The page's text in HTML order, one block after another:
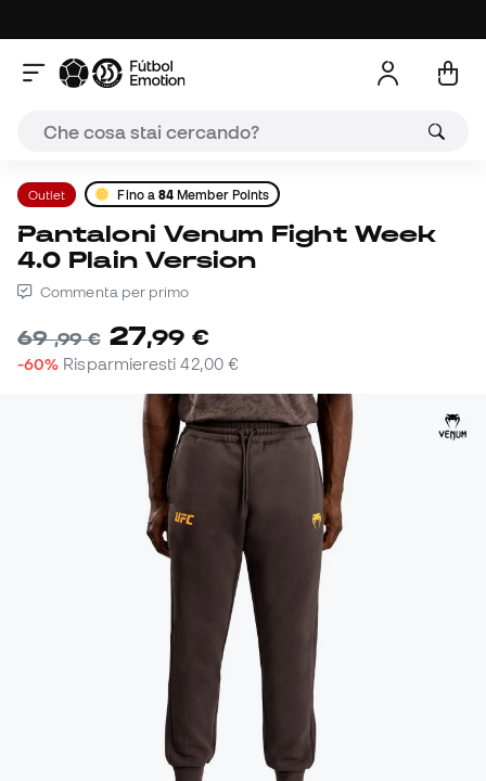
Outlet Fino a84 Member Points
Pantaloni Venum Fight Week
4.0 Plain Version
Commenta per primo
69,99 € 27,99 €
-60% Risparmieresti42,00 €